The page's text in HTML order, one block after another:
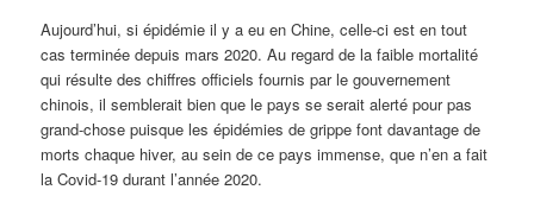
Aujourd’hui, si épidémie il y a eu en Chine, celle-ci est en tout
cas terminée depuis mars 2020. Au regard de la faible mortalité
qui résulte des chiffres officiels fournis par le gouvernement
chinois, il semblerait bien que le pays se serait alerté pour pas
grand-chose puisque les épidémies de grippe font davantage de
morts chaque hiver, au sein de ce pays immense, que n’en a fait
la Covid-19 durant l’année 2020.